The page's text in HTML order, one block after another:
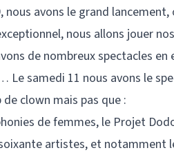
nous avons le grand
nous allons jouer
de nombreux spectacles
Le samedi 11 nous avons le
de clown mais pas que :
de femmes, le Projet
artistes, et notamment